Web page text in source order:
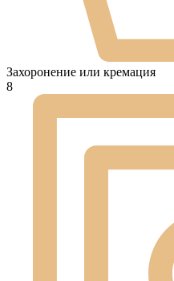
Захоронение или кремация
8